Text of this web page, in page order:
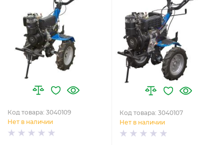
Код товара: 3040109
Нет в наличии
Код товара: 3040107
Нет в наличии